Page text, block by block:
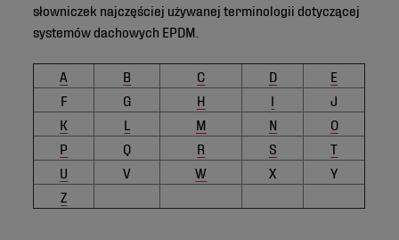
słowniczek najczęściej używanej terminologii dotyczącej
systemów dachowych EPDM.
A B C D
E
F
G H I
J
K
L M N
O
P
Q R S
T
U
V W X
Y
Z